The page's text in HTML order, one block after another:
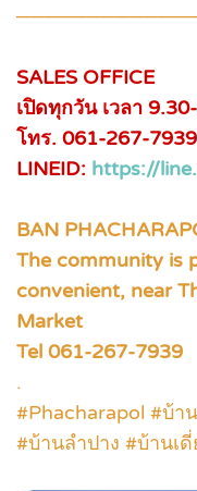
SALES OFFICE
เปิดทุกวัน เวลา
โทร. 061-267-7939
LINEID: https://
BAN
The community is
convenient, near
Market
Tel 061-267-7939
.
#Phacharapol #บ้า
#บ้านลำปาง #บ้านเ